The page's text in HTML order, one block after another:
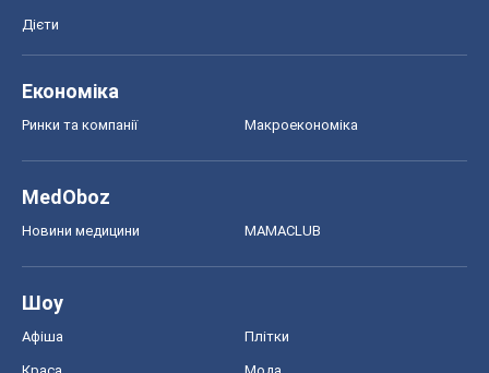
Дієти
Економіка
Ринки та компанії Макроекономіка
MedOboz
Новини медицини MAMACLUB
Шоу
Афіша Плітки